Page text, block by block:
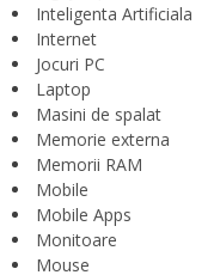
Inteligenta Artificiala
Internet
Jocuri PC
Laptop
Masini de spalat
Memorie externa
Memorii RAM
Mobile
Mobile Apps
Monitoare
Mouse